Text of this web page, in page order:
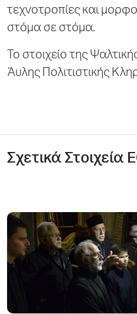
τεχνοτροπίες και
στόμα σε στόμα.
Το στοιχείο της
Άυλης Πολιτιστικής
Σχετικά Στοιχεία